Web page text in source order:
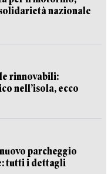
nazionale
rinnovabili:
nell’isola, ecco
parcheggio
tutti i dettagli